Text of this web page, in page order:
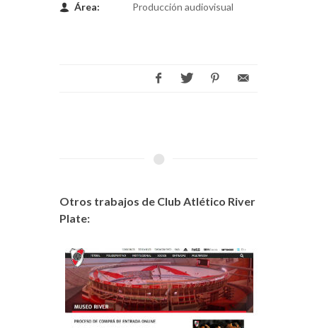
Área:
Producción audiovisual
Otros trabajos de Club Atlético River
Plate: